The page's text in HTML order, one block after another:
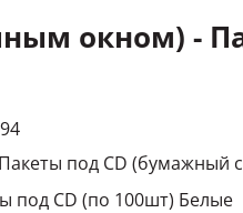
окном) -
Пакеты под CD (бумажный
под CD (по 100шт) Белые